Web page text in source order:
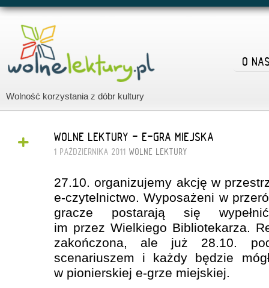
Wolność korzystania z dóbr kultury
O
+ WOLNE LEKTURY - E-GRA MIEJSKA
1 PAŹDZIERNIKA 2011 WOLNE LEKTURY
27.10. organizujemy akcję w
e-czytelnictwo. Wyposażeni w
gracze postarają się
im przez Wielkiego Bibliotekarza.
zakończona, ale już 28.10.
scenariuszem i każdy będzie
w pionierskiej e-grze miejskiej.